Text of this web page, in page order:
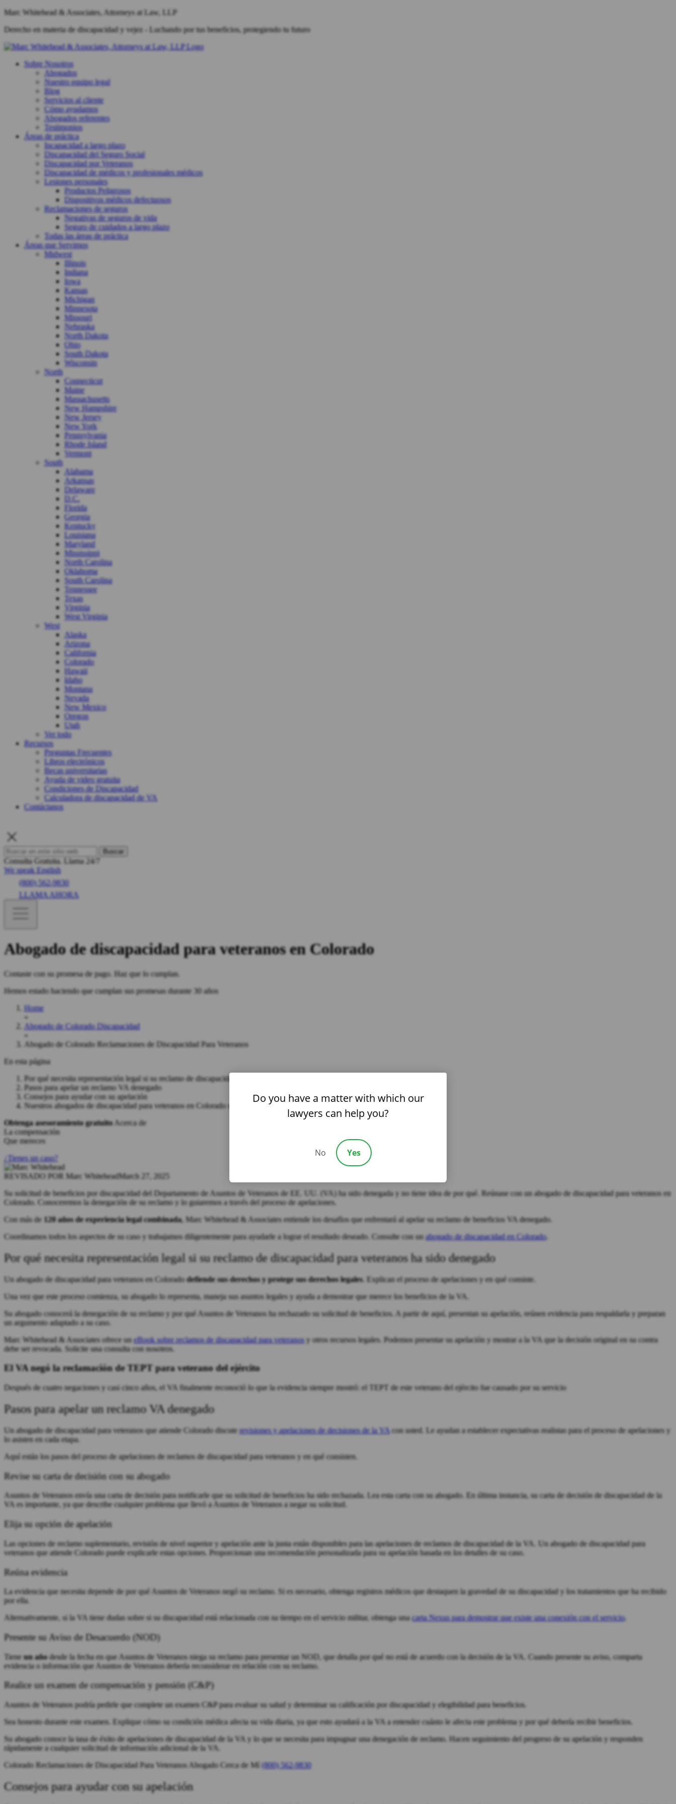
Marc Whitehead & Associates, Attorneys at Law, LLP
Derecho en materia de discapacidad y vejez - Luchando por tus beneficios, protegiendo tu futuro
Sobre Nosotros
Abogados
Nuestro equipo legal
Blog
Servicios al cliente
Cómo ayudamos
Abogados referentes
Testimonios
Áreas de práctica
Incapacidad a largo plazo
Discapacidad del Seguro Social
Discapacidad por Veteranos
Discapacidad de médicos y profesionales médicos
Lesiones personales
Productos Peligrosos
Dispositivos médicos defectuosos
Reclamaciones de seguros
Negativas de seguros de vida
Seguro de cuidados a largo plazo
Todas las áreas de práctica
Áreas que Servimos
Midwest
Illinois
Indiana
Iowa
Kansas
Michigan
Minnesota
Missouri
Nebraska
North Dakota
Ohio
South Dakota
Wisconsin
North
Connecticut
Maine
Massachusetts
New Hampshire
New Jersey
New York
Pennsylvania
Rhode Island
Vermont
South
Alabama
Arkansas
Delaware
D.C.
Florida
Georgia
Kentucky
Louisiana
Maryland
Mississippi
North Carolina
Oklahoma
South Carolina
Tennessee
Texas
Virginia
West Virginia
West
Alaska
Arizona
California
Colorado
Hawaii
Idaho
Montana
Nevada
New Mexico
Oregon
Utah
Ver todo
Recursos
Preguntas Frecuentes
Libros electrónicos
Becas universitarias
Ayuda de video gratuita
Condiciones de Discapacidad
Calculadora de discapacidad de VA
Contáctanos
Buscar
Consulta Gratuita.
Llama 24/7
We speak English
(800) 562-9830
LLAMA AHORA
Abogado de discapacidad para veteranos en Colorado
Contaste con su promesa de pago. Haz que lo cumplan.
Hemos estado haciendo que cumplan sus promesas durante 30 años
Home
»
Abogado de Colorado Discapacidad
»
Abogado de Colorado Reclamaciones de Discapacidad Para Veteranos
En esta página
Por qué necesita representación legal si su reclamo de discapacidad para veteranos ha sido denegado
Pasos para apelar un reclamo VA denegado
Consejos para ayudar con su apelación
Nuestros abogados de discapacidad para veteranos en Colorado son su mayor recurso
Obtenga asesoramiento gratuitoAcerca de
La compensación
Que mereces
¿Tienes un caso?
REVISADO POR Marc WhiteheadMarch 27, 2025
Su solicitud de beneficios por discapacidad del Departamento de Asuntos de Veteranos de EE. UU. (VA) ha sido denegada y no tiene idea de por qué. Reúnase con un abogado de discapacidad para veteranos en
Colorado. Conoceremos la denegación de su reclamo y lo guiaremos a través del proceso de apelaciones.
Con más de 120 años de experiencia legal combinada, Marc Whitehead & Associates entiende los desafíos que enfrentará al apelar su reclamo de beneficios VA denegado.
Coordinamos todos los aspectos de su caso y trabajamos diligentemente para ayudarle a lograr el resultado deseado. Consulte con unabogado de discapacidad en Colorado.
Por qué necesita representación legal si su reclamo de discapacidad para veteranos ha sido denegado
Un abogado de discapacidad para veteranos en Coloradodefiende sus derechos y protege sus derechos legales. Explican el proceso de apelaciones y en qué consiste.
Una vez que este proceso comienza, su abogado lo representa, maneja sus asuntos legales y ayuda a demostrar que merece los beneficios de la VA.
Su abogado conocerá la denegación de su reclamo y por qué Asuntos de Veteranos ha rechazado su solicitud de beneficios. A partir de aquí, presentan su apelación, reúnen evidencia para respaldarla y preparan
un argumento adaptado a su caso.
Marc Whitehead & Associates ofrece uneBook sobre reclamos de discapacidad para veteranosy otros recursos legales. Podemos presentar su apelación y mostrar a la VA que la decisión original en su contra
debe ser revocada. Solicite una consulta con nosotros.
El VA negó la reclamación de TEPT para veterano del ejército
Después de cuatro negaciones y casi cinco años, el VA finalmente reconoció lo que la evidencia siempre mostró: el TEPT de este veterano del ejército fue causado por su servicio
Pasos para apelar un reclamo VA denegado
Un abogado de discapacidad para veteranos que atiende Colorado discute revisiones y apelaciones de decisiones de la VAcon usted. Le ayudan a establecer expectativas realistas para el proceso de apelaciones y
lo asisten en cada etapa.
Aquí están los pasos del proceso de apelaciones de reclamos de discapacidad para veteranos y en qué consisten.
Revise su carta de decisión con su abogado
Asuntos de Veteranos envía una carta de decisión para notificarle que su solicitud de beneficios ha sido rechazada. Lea esta carta con su abogado. En última instancia, su carta de decisión de discapacidad de la
VA es importante, ya que describe cualquier problema que llevó a Asuntos de Veteranos a negar su solicitud.
Elija su opción de apelación
Las opciones de reclamo suplementario, revisión de nivel superior y apelación ante la junta están disponibles para las apelaciones de reclamos de discapacidad de la VA. Un abogado de discapacidad para
veteranos que atiende Colorado puede explicarle estas opciones. Proporcionan una recomendación personalizada para su apelación basada en los detalles de su caso.
Reúna evidencia
La evidencia que necesita depende de por qué Asuntos de Veteranos negó su reclamo. Si es necesario, obtenga registros médicos que destaquen la gravedad de su discapacidad y los tratamientos que ha recibido
por ella.
Alternativamente, si la VA tiene dudas sobre si su discapacidad está relacionada con su tiempo en el servicio militar, obtenga unacarta Nexus para demostrar que existe una conexión con el servicio.
Presente su Aviso de Desacuerdo (NOD)
Tieneun añodesde la fecha en que Asuntos de Veteranos niega su reclamo para presentar un NOD, que detalla por qué no está de acuerdo con la decisión de la VA. Cuando presente su aviso, comparta
evidencia o información que Asuntos de Veteranos debería reconsiderar en relación con su reclamo.
Realice un examen de compensación y pensión (C&P)
Asuntos de Veteranos podría pedirle que complete un examen C&P para evaluar su salud y determinar su calificación por discapacidad y elegibilidad para beneficios.
Sea honesto durante este examen. Explique cómo su condición médica afecta su vida diaria, ya que esto ayudará a la VA a entender cuánto le afecta este problema y por qué debería recibir beneficios.
Su abogado conoce la tasa de éxito de apelaciones de discapacidad de la VA y lo que se necesita para impugnar una denegación de reclamo. Hacen seguimiento del progreso de su apelación y responden
rápidamente a cualquier solicitud de información adicional de la VA.
Colorado Reclamaciones de Discapacidad Para Veteranos Abogado Cerca de Mí (800) 562-9830
Consejos para ayudar con su apelación
Do you have a matter with which our
lawyers can help you?
No Yes